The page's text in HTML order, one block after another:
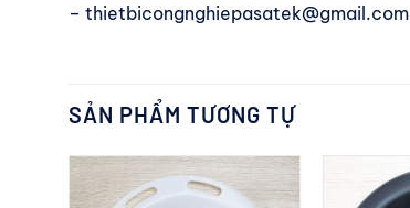
– thietbicongnghiepasatek@gmail.com
SẢN PHẨM TƯƠNG TỰ